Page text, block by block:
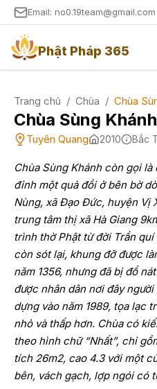
Email: no0.19team@gmail.com
Phật Pháp 365
Trang chủ / Chùa / Chùa
Chùa Sùng Khánh
Tuyên Quang 2010 Bắc
Chùa Sùng Khánh còn gọi
đỉnh một quả đồi ở bên bờ
Nùng, xã Đạo Đức, huyện Vị
trung tâm thị xã Hà Giang
trình thờ Phật từ đời Trần
còn sót lại, khung đỡ được
năm 1356, nhưng đã bị đổ
được nhân dân nơi đây
dựng vào năm 1989, tọa lạc
nhỏ và thấp hơn. Chùa có
theo hình chữ “Nhất”, chỉ
tích 26m2, cao 4.3 với một
bên, vách gạch, lợp ngói có